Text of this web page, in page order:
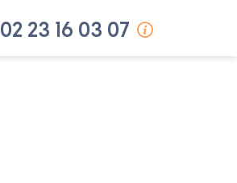
02 23 16 03 07